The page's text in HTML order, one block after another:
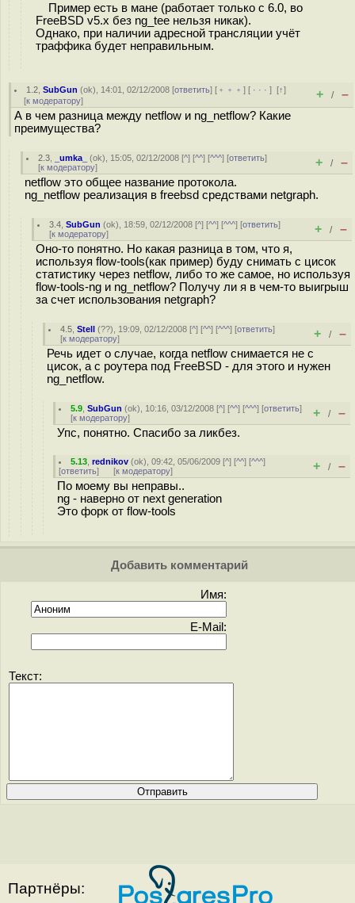
Пример есть в мане (работает только с 6.0, во
FreeBSD v5.x без ng_tee нельзя никак).
Однако, при наличии адресной трансляции учёт
траффика будет неправильным.
1.2 ,SubGun (ok), 14:01, 02/12/2008 [ответить] [ ﹢﹢﹢] [ · · ·][↑]
[к модератору] + / –
А в чем разница между netflow и ng_netflow? Какие
преимущества?
2.3 _umka_ (ok), 15:05, 02/12/2008 [^] [^^] [^^^] [ответить]
[к модератору] + / –
netflow это общее название протокола.
ng_netflow реализация в freebsd средствами netgraph.
3.4 ,SubGun (ok), 18:59, 02/12/2008 [^] [^^] [^^^] [ответить]
[к модератору] + / –
Оно-то понятно. Но какая разница в том, что я,
используя flow-tools(как пример) буду снимать с цисок
статистику через netflow, либо то же самое, но используя
flow-tools-ng и ng_netflow? Получу ли я в чем-то выигрыш
за счет использования netgraph?
4.5 ,Stell (??), 19:09, 02/12/2008 [^] [^^] [^^^] [ответить]
[к модератору] + / –
Речь идет о случае, когда netflow снимается не с
цисок, а с роутера под FreeBSD - для этого и нужен
ng_netflow.
5.9 ,SubGun (ok), 10:16, 03/12/2008 [^] [^^] [^^^] [ответить]
[к модератору] + / –
Упс, понятно. Спасибо за ликбез.
5.13 ,rednikov (ok), 09:42, 05/06/2009 [^] [^^] [^^^]
[ответить] [к модератору] + / –
По моему вы неправы..
ng - наверно от next generation
Это форк от flow-tools
Добавить комментарий
Имя:
E-Mail:
Текст:
Партнёры: